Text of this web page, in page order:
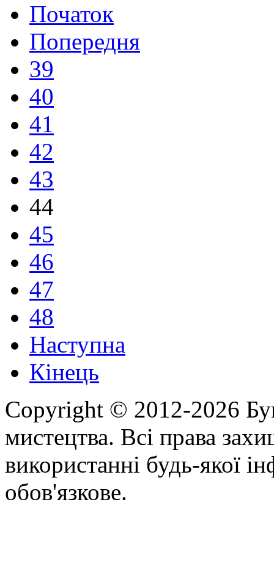
Початок
Попередня
39
40
41
42
43
44
45
46
47
48
Наступна
Кінець
Copyright © 2012-2026
мистецтва. Всі права
використанні будь-якої
обов'язкове.